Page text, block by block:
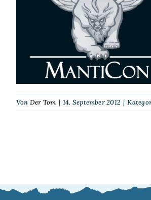
DORP-TV auf der
MantiCon 2012
Von Der Tom | 14. September 2012 |